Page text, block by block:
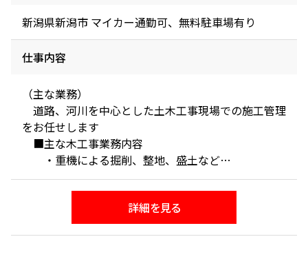
新潟県新潟市 マイカー通勤可、無料駐車場有り
仕事内容
（主な業務）
道路、河川を中心とした土木工事現場での施工管理
をお任せします
■主な木工事業務内容
・重機による掘削、整地、盛土など
・盛土工事におけるローラー作業
・道路改良、排水路改修工事
・道路維持管理のための除草、側溝清掃
・２トン、４トンダンプでの土砂運搬
詳細を見る